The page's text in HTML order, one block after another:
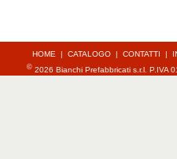
HOME | CATALOGO| CONTATTI |
©2026 Bianchi Prefabbricati s.r.l. P.IVA